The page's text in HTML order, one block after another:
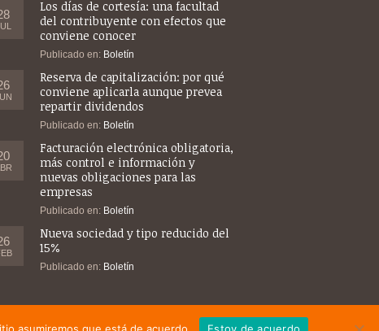
Los días de cortesía: una facultad
del contribuyente con efectos que
conviene conocer
Publicado en: Boletín
Reserva de capitalización: por qué
conviene aplicarla aunque prevea
repartir dividendos
Publicado en: Boletín
Facturación electrónica obligatoria,
más control e información y
nuevas obligaciones para las
empresas
Publicado en: Boletín
Nueva sociedad y tipo reducido del
15%
Publicado en: Boletín